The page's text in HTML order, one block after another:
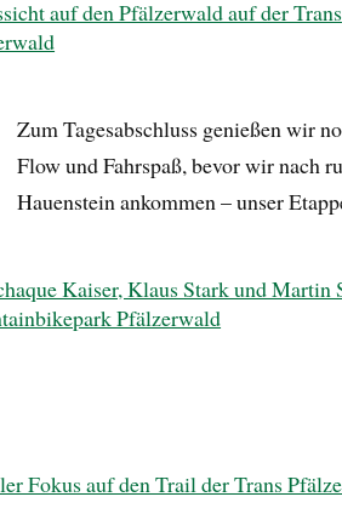
Zum Tagesabschluss genießen wir
Flow und Fahrspaß, bevor wir nach
Hauenstein ankommen – unser